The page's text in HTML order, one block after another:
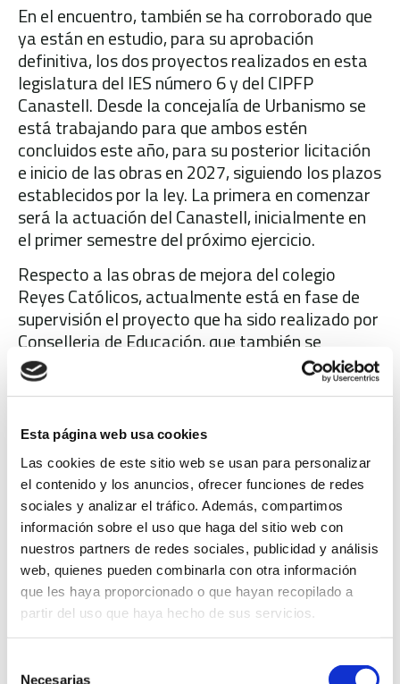
Esta página web usa cookies
Las cookies de este sitio web se usan para personalizar
el contenido y los anuncios, ofrecer funciones de redes
sociales y analizar el tráfico. Además, compartimos
información sobre el uso que haga del sitio web con
nuestros partners de redes sociales, publicidad y análisis
web, quienes pueden combinarla con otra información
que les haya proporcionado o que hayan recopilado a
partir del uso que haya hecho de sus servicios.
Necesarias
En el encuentro, también se ha corroborado que
ya están en estudio, para su aprobación
definitiva, los dos proyectos realizados en esta
legislatura del IES número 6 y del CIPFP
Canastell. Desde la concejalía de Urbanismo se
está trabajando para que ambos estén
concluidos este año, para su posterior licitación
e inicio de las obras en 2027, siguiendo los plazos
establecidos por la ley. La primera en comenzar
será la actuación del Canastell, inicialmente en
el primer semestre del próximo ejercicio.
Respecto a las obras de mejora del colegio
Reyes Católicos, actualmente está en fase de
supervisión el proyecto que ha sido realizado por
Conselleria de Educación, que también se
encargará de su ejecución previsiblemente en
2027.
La edil de Educación ha mantenido que “no
podemos saltarnos ningún paso legal ni se puede
empezar una obra sin tener los proyectos y,
llegados a este punto, hay que recordarle al
PSOE que no los hizo y ahora nos pide que
empecemos la casa por el tejado”.
Llopis ha insistido en que “este equipo de
Gobierno no vende humo, cuenta las cosas como
son y la realidad es que todos estos proyectos
educativos se están impulsando trabajando con